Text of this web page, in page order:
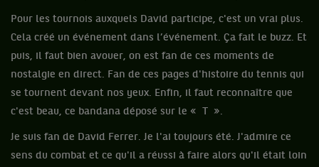
Pour les tournois auxquels David participe, c'est un vrai plus.
Cela créé un événement dans l’événement. Ça fait le buzz. Et
puis, il faut bien avouer, on est fan de ces moments de
nostalgie en direct. Fan de ces pages d'histoire du tennis qui
se tournent devant nos yeux. Enfin, il faut reconnaître que
c'est beau, ce bandana déposé sur le « T ».
Je suis fan de David Ferrer. Je l'ai toujours été. J'admire ce
sens du combat et ce qu'il a réussi à faire alors qu'il était loin